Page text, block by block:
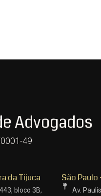
Advogados
49
da Tijuca
bloco 3B,
São Paulo
Av.